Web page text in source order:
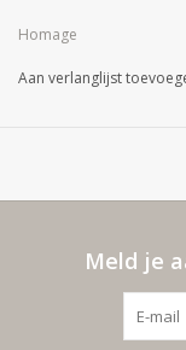
Homage
Aan verlanglijst
Meld je